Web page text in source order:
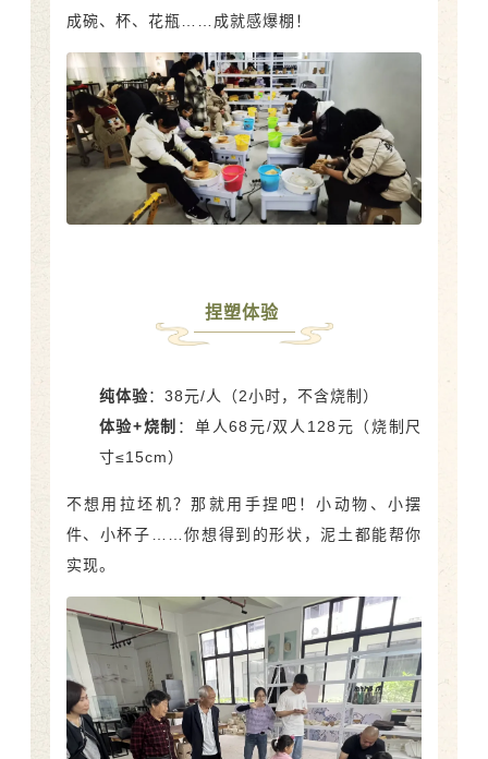
成碗、杯、花瓶……成就感爆棚！
捏塑体验
纯体验：38元/人（2小时，不含烧制）
体验+烧制 ：单人68元/双人128元（烧制尺
寸≤15cm）
不想用拉坯机？那就用手捏吧！小动物、小摆
件、小杯子……你想得到的形状，泥土都能帮你
实现。